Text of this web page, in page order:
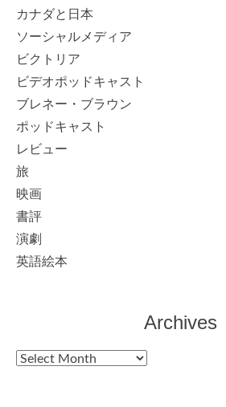
カナダと日本
ソーシャルメディア
ビクトリア
ビデオポッドキャスト
ブレネー・ブラウン
ポッドキャスト
レビュー
旅
映画
書評
演劇
英語絵本
Archives
Archives